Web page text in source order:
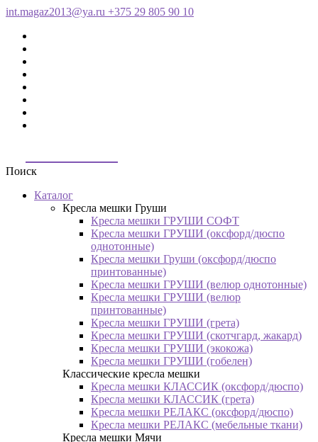
int.magaz2013@ya.ru +375 29 805 90 10
Поиск
Каталог
Кресла мешки Груши
Кресла мешки ГРУШИ СОФТ
Кресла мешки ГРУШИ (оксфорд/дюспо
однотонные)
Кресла мешки Груши (оксфорд/дюспо
принтованные)
Кресла мешки ГРУШИ (велюр однотонные)
Кресла мешки ГРУШИ (велюр
принтованные)
Кресла мешки ГРУШИ (грета)
Кресла мешки ГРУШИ (скотчгард, жакард)
Кресла мешки ГРУШИ (экокожа)
Кресла мешки ГРУШИ (гобелен)
Классические кресла мешки
Кресла мешки КЛАССИК (оксфорд/дюспо)
Кресла мешки КЛАССИК (грета)
Креслa мешки РЕЛАКС (оксфорд/дюспо)
Креслa мешки РЕЛАКС (мебельные ткани)
Кресла мешки Мячи